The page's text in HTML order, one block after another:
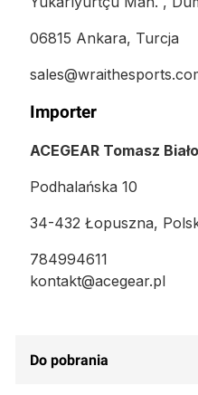
06815 Ankara, Turcja
Importer
ACEGEAR Tomasz
Podhalańska 10
34-432 Łopuszna,
784994611
kontakt@acegear.pl
Do pobrania